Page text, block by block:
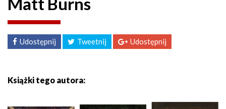
Udostępnij Tweetnij Udostępnij
Książki tego autora: